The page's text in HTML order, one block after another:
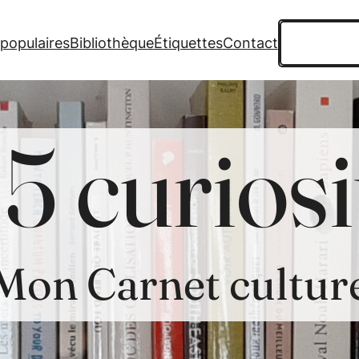
BibliothèqueÉtiquettesContact
Carnet